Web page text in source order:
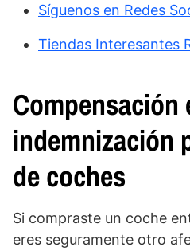
Síguenos en Redes
Tiendas Interesantes
Compensación
indemnización
de coches
Si compraste un coche
eres seguramente otro